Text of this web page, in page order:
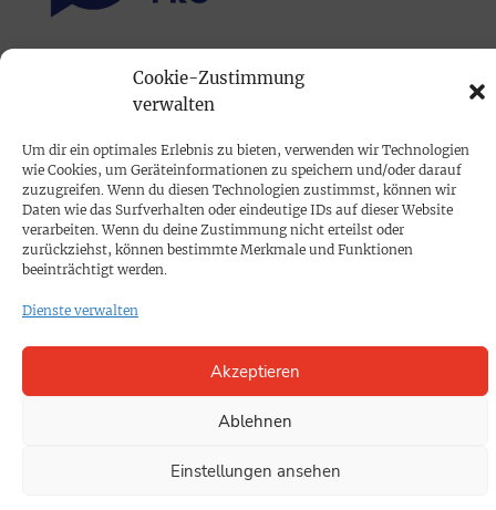
Cookie-Zustimmung
verwalten
Um dir ein optimales Erlebnis zu bieten, verwenden wir Technologien
wie Cookies, um Geräteinformationen zu speichern und/oder darauf
zuzugreifen. Wenn du diesen Technologien zustimmst, können wir
Daten wie das Surfverhalten oder eindeutige IDs auf dieser Website
verarbeiten. Wenn du deine Zustimmung nicht erteilst oder
zurückziehst, können bestimmte Merkmale und Funktionen
beeinträchtigt werden.
Dienste verwalten
Akzeptieren
Ablehnen
Einstellungen ansehen
PRINTAUSGABE
Mediadaten
PROKOMPAKT
Impressum
SPENDEN
Datenschutz